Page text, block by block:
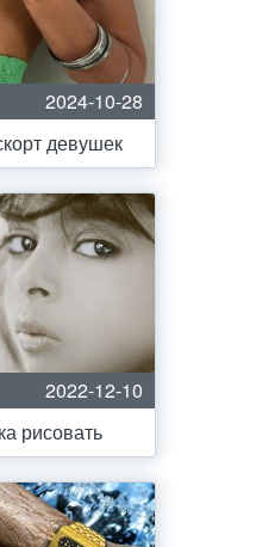
2024-10-28
девушек
2022-12-10
рисовать